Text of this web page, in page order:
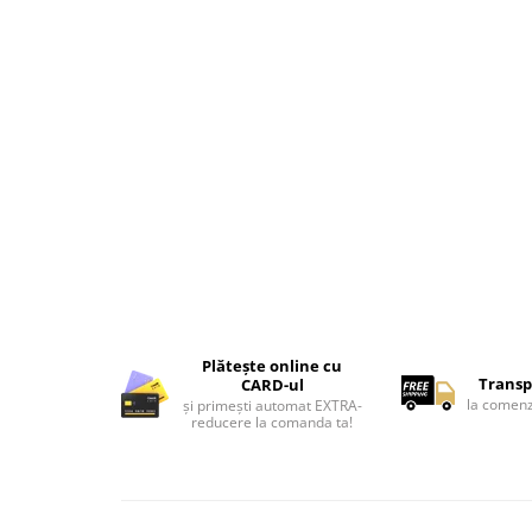
Pijamale de copii
Plătește online cu
CARD-ul
și primești automat EXTRA-
reducere la comanda ta!
la